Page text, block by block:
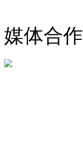
媒体合作